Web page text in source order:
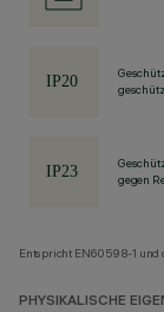
gegen
Entspricht EN60598-1 und
PHYSIKALISCHE